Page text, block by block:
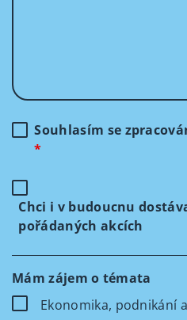
Souhlasím se
*
Chci i v budoucnu
pořádaných akcích
Mám zájem o témata
Ekonomika, podnikání